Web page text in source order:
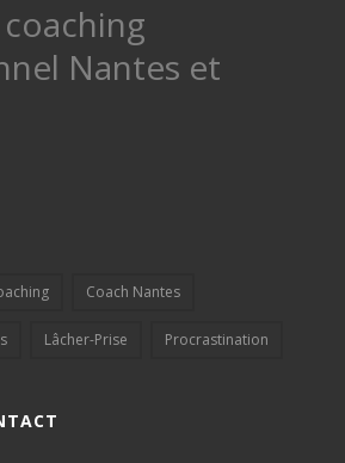
Nantes et
Coach Nantes
Lâcher-Prise Procrastination